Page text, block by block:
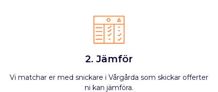
2. Jämför
Vi matchar er med snickare i Vårgårda som skickar offerter
ni kan jämföra.